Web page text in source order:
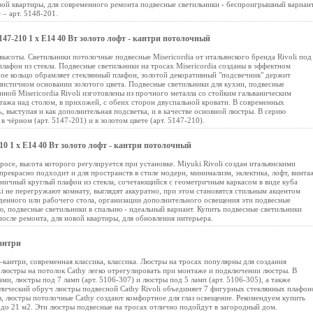
квартиры, для современного ремонта подвесные светильники - беспроигрышный
арт. 5148-201.
210 1 х Е14 40 Вт золото лофт - кантри потолочный
Светильники потолочные подвесные Misericordia от итальянского бренда Rivoli под
из стекла. Подвесные светильники на тросах Misericordia созданы в эффектном
кольцо обрамляет стеклянный плафон, золотой декоративный "подсвечник" держит
основании золотого цвета. Подвесные светильники для кухни, подвесные
Misericordia Rivoli изготовлены из прочного металла со стойким гальваническим
над столом, в прихожей, с обеих сторон двуспальной кровати. В современных
и как дополнительная подсветка, и в качестве основной люстры. В серию
чёрном (арт. 5147-201) и в золотом цвете (арт. 5147-210).
1 х Е14 40 Вт золото лофт - кантри потолочный
высота которого регулируется при установке. Miyuki Rivoli создан итальянскими
подходит и для пространств в стиле модерн, минимализм, эклектика, лофт,
круглый плафон из стекла, сочетающийся с геометричным каркасом в виде куба
перегружают комнату, выглядят аккуратно, при этом становятся стильным акцентом
или рабочего стола, организации дополнительного освещения эти подвесные
подвесные светильники в спальню - идеальный вариант. Купить подвесные светильники
ремонта, для новой квартиры, для обновления интерьера.
современная классика, классика. Люстры на тросах популярны для создания
на потолок Cathy легко отрегулировать при монтаже и подключении люстры. В
люстры под 7 ламп (арт. 5106-307) и люстры под 5 ламп (арт. 5106-305), а также
обруч люстры подвесной Cathy Rivoli объединяет 7 фигурных стеклянных
люстры потолочные Cathy создают комфортное для глаз освещение. Рекомендуем купить
21 м2. Эти люстры подвесные на тросах отлично подойдут в загородный дом.